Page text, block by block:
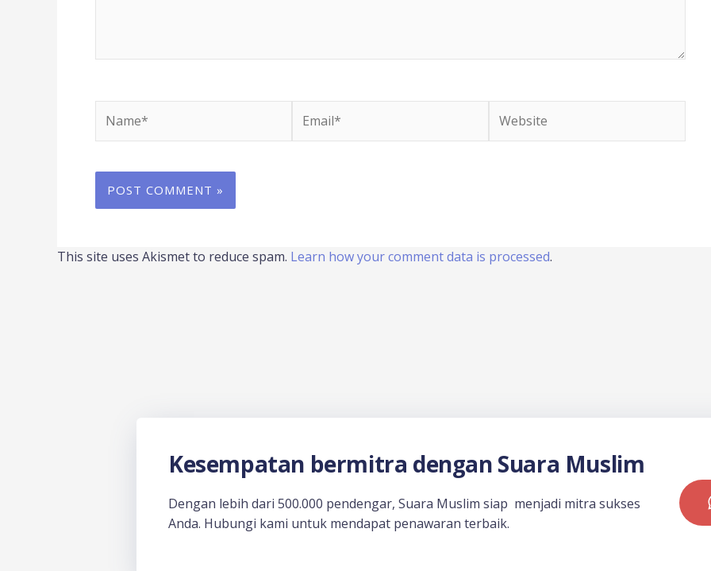
This site uses Akismet to reduce spam. Learn how your comment data is processed.
Kesempatan bermitra dengan Suara Muslim
Dengan lebih dari 500.000 pendengar, Suara Muslim siap menjadi mitra sukses
Anda. Hubungi kami untuk mendapat penawaran terbaik.